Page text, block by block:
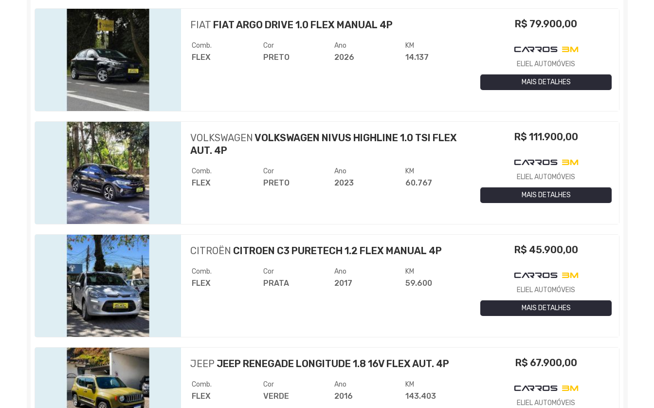
FIAT FIAT ARGO DRIVE 1.0 FLEX MANUAL 4P
Comb.
FLEX
Cor
PRETO
Ano
2026
KM
14.137
R$ 79.900,00
ELIEL AUTOMÓVEIS
MAIS DETALHES
VOLKSWAGEN VOLKSWAGEN NIVUS HIGHLINE 1.0 TSI FLEX
AUT. 4P
Comb.
FLEX
Cor
PRETO
Ano
2023
KM
60.767
R$ 111.900,00
ELIEL AUTOMÓVEIS
MAIS DETALHES
CITROËN CITROEN C3 PURETECH 1.2 FLEX MANUAL 4P
Comb.
FLEX
Cor
PRATA
Ano
2017
KM
59.600
R$ 45.900,00
ELIEL AUTOMÓVEIS
MAIS DETALHES
JEEP JEEP RENEGADE LONGITUDE 1.8 16V FLEX AUT. 4P
Comb.
FLEX
Cor
VERDE
Ano
2016
KM
143.403
R$ 67.900,00
ELIEL AUTOMÓVEIS